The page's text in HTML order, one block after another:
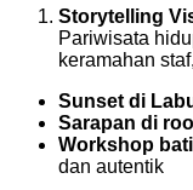
Storytelling
Pariwisata
keramahan
Sunset di
Sarapan di
Workshop
dan autentik